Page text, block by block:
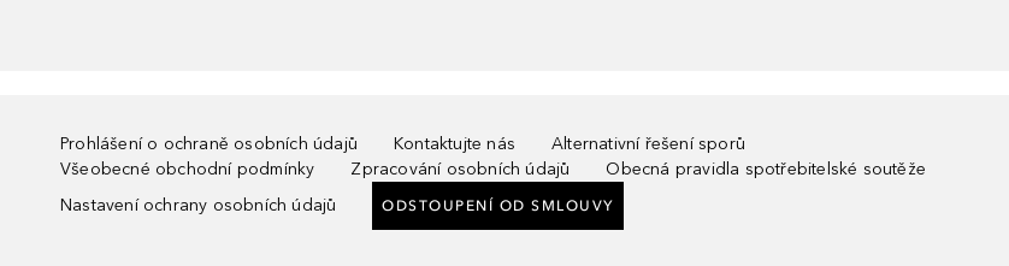
Prohlášení o ochraně osobních údajů Kontaktujte nás
Alternativní řešení sporů
Všeobecné obchodní podmínky
Zpracování osobních údajů
Obecná pravidla spotřebitelské soutěže
Nastavení ochrany osobních údajů
ODSTOUPENÍ OD SMLOUVY